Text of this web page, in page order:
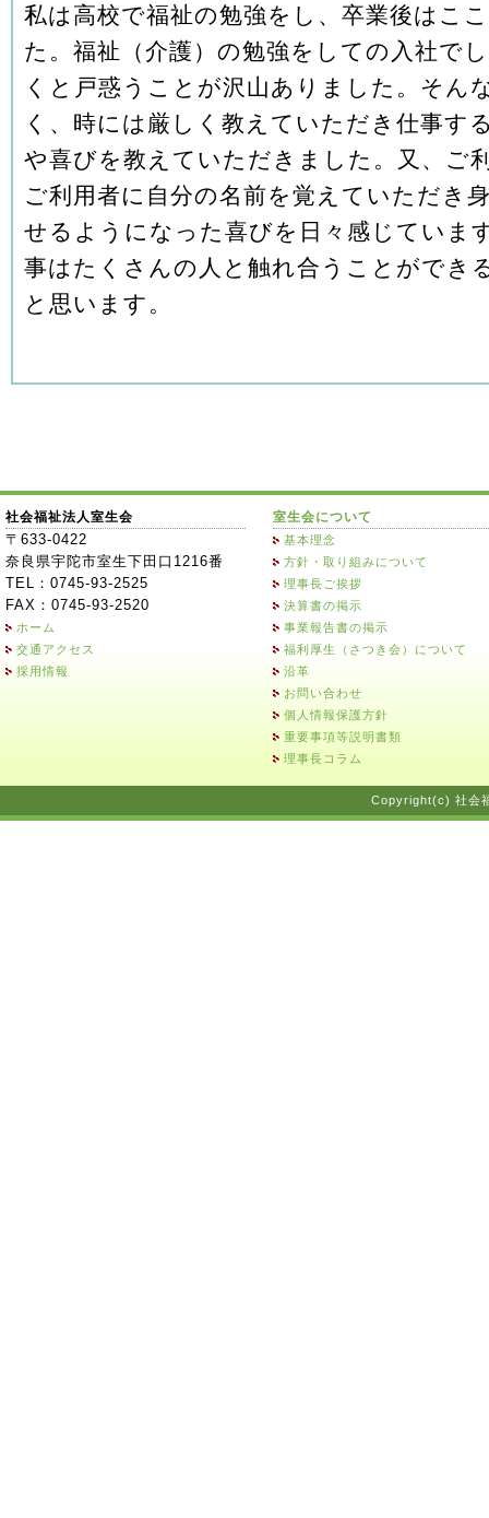
私は高校で福祉の勉強をし、卒業後はこ
た。福祉（介護）の勉強をしての入社で
くと戸惑うことが沢山ありました。そん
く、時には厳しく教えていただき仕事す
や喜びを教えていただきました。又、ご
ご利用者に自分の名前を覚えていただき
せるようになった喜びを日々感じていま
事はたくさんの人と触れ合うことができ
と思います。
社会福祉法人室生会
〒633-0422
奈良県宇陀市室生下田口1216番
TEL：0745-93-2525
FAX：0745-93-2520
ホーム
交通アクセス
採用情報
室生会について
基本理念
方針・取り組みについて
理事長ご挨拶
決算書の掲示
事業報告書の掲示
福利厚生（さつき会）について
沿革
お問い合わせ
個人情報保護方針
重要事項等説明書類
理事長コラム
Copyright(c) 社会